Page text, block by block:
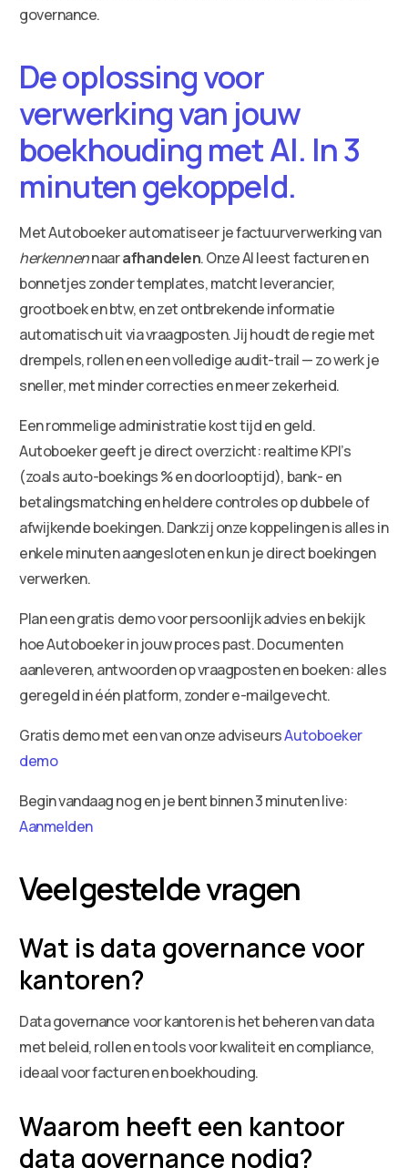
governance.
De oplossing voor
verwerking van jouw
boekhouding met AI. In 3
minuten gekoppeld.
Met Autoboeker automatiseer je factuurverwerking van
herkennennaarafhandelen. Onze AI leest facturen en
bonnetjes zonder templates, matcht leverancier,
grootboek en btw, en zet ontbrekende informatie
automatisch uit via vraagposten. Jij houdt de regie met
drempels, rollen en een volledige audit-trail — zo werk je
sneller, met minder correcties en meer zekerheid.
Een rommelige administratie kost tijd en geld.
Autoboeker geeft je direct overzicht: realtime KPI’s
(zoals auto-boekings % en doorlooptijd), bank- en
betalingsmatching en heldere controles op dubbele of
afwijkende boekingen. Dankzij onze koppelingen is alles in
enkele minuten aangesloten en kun je direct boekingen
verwerken.
Plan een gratis demo voor persoonlijk advies en bekijk
hoe Autoboeker in jouw proces past. Documenten
aanleveren, antwoorden op vraagposten en boeken: alles
geregeld in één platform, zonder e-mailgevecht.
Gratis demo met een van onze adviseursAutoboeker
demo
Begin vandaag nog en je bent binnen 3 minuten live:
Aanmelden
Veelgestelde vragen
Wat is data governance voor
kantoren?
Data governance voor kantoren is het beheren van data
met beleid, rollen en tools voor kwaliteit en compliance,
ideaal voor facturen en boekhouding.
Waarom heeft een kantoor
data governance nodig?